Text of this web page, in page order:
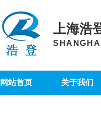
上海浩
网站首页 关于我们